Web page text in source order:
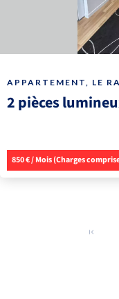
APPARTEMENT, LE
2 pièces
850 € / Mois (Charges